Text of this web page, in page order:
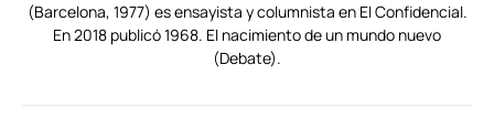
(Barcelona, 1977) es ensayista y columnista en El Confidencial.
En 2018 publicó 1968. El nacimiento de un mundo nuevo
(Debate).